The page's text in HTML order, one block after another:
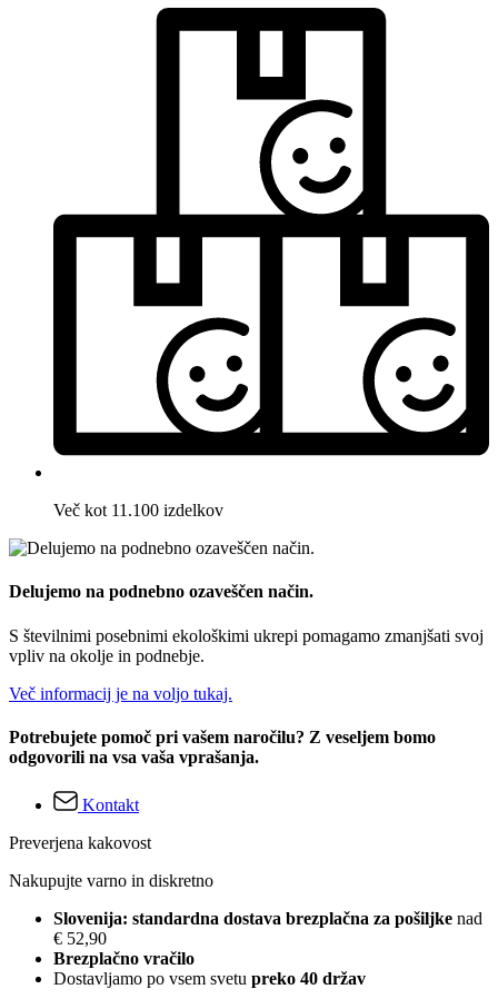
Več kot 11.100 izdelkov
Delujemo na podnebno ozaveščen način.
S številnimi posebnimi ekološkimi ukrepi pomagamo zmanjšati svoj
vpliv na okolje in podnebje.
Več informacij je na voljo tukaj.
Potrebujete pomoč pri vašem naročilu? Z veseljem bomo
odgovorili na vsa vaša vprašanja.
Kontakt
Preverjena kakovost
Nakupujte varno in diskretno
Slovenija: standardna dostava brezplačna za pošiljke nad
€ 52,90
Brezplačno vračilo
Dostavljamo po vsem svetu preko 40 držav